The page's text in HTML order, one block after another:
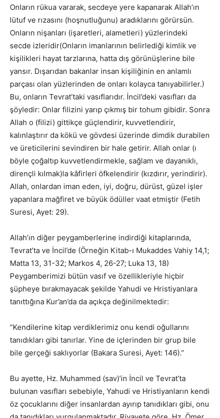
Onların rükua vararak, secdeye yere kapanarak Allah’ın
lütuf ve rızasını (hoşnutluğunu) aradıklarını görürsün.
Onların nişanları (işaretleri, alametleri) yüzlerindeki
secde izleridir(Onların imanlarının belirlediği kimlik ve
kişilikleri hayat tarzlarına, hatta dış görünüşlerine bile
yansır. Dışarıdan bakanlar insan kişiliğinin en anlamlı
parçası olan yüzlerinden de onları kolayca tanıyabilirler.)
Bu, onların Tevrat’taki vasıflarıdır. İncil’deki vasıfları da
şöyledir: Onlar filizini yarıp çıkmış bir tohum gibidir. Sonra
Allah o (filizi) gittikçe güçlendirir, kuvvetlendirir,
kalınlaştırır da kökü ve gövdesi üzerinde dimdik durabilen
ve üreticilerini sevindiren bir hale getirir. Allah onlar (ı
böyle çoğaltıp kuvvetlendirmekle, sağlam ve dayanıklı,
dirençli kılmak)la kâfirleri öfkelendirir (kızdırır, yerindirir).
Allah, onlardan iman eden, iyi, doğru, dürüst, güzel işler
yapanlara mağfiret ve büyük ödüller vaat etmiştir (Fetih
Suresi, Ayet: 29).
Allah’ın diğer peygamberlerine indirdiği kitaplarında,
Tevrat’ta ve İncil’de (Örneğin Kitab-ı Mukaddes Vahiy 14,1;
Matta 13, 31-32; Markos 4, 26-27; Luka 13, 18)
Peygamberimizi bütün vasıf ve özellikleriyle hiçbir
şüpheye bırakmayacak şekilde Yahudi ve Hristiyanlara
tanıttığına Kur’an’da da açıkça değinilmektedir:
“Kendilerine kitap verdiklerimiz onu kendi oğullarını
tanıdıkları gibi tanırlar. Yine de içlerinden bir grup bile
bile gerçeği saklıyorlar (Bakara Suresi, Ayet: 146).”
Bu ayette, Hz. Muhammed (sav)’in İncil ve Tevrat’ta
bulunan vasıfları sebebiyle, Yahudi ve Hristiyanların kendi
öz çocuklarını diğer insanlardan ayırıp tanıdıkları gibi, onu